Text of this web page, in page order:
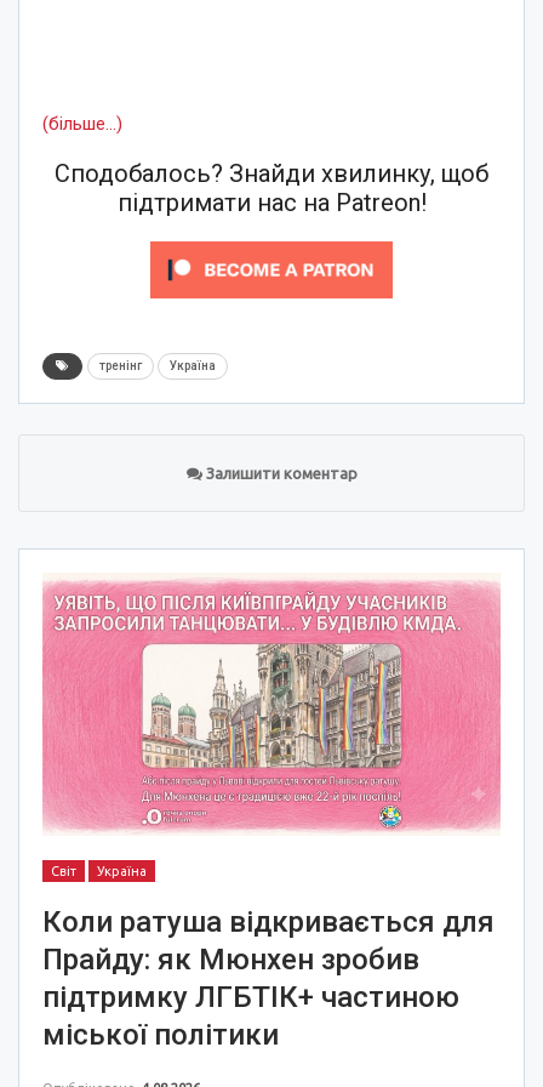
(більше…)
Сподобалось? Знайди хвилинку, щоб
підтримати нас на Patreon!
тренінг Україна
Залишити коментар
Світ Україна
Коли ратуша відкривається для
Прайду: як Мюнхен зробив
підтримку ЛГБТІК+ частиною
міської політики